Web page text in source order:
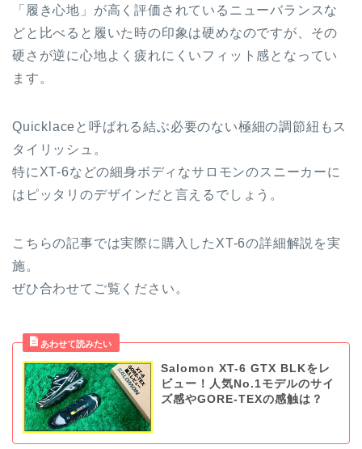
「履き心地」が高く評価されているニューバランスな
どと比べると履いた時の印象は硬めなのですが、その
硬さが逆に心地よく疲れにくいフィット感となってい
ます。
Quicklaceと呼ばれる結ぶ必要のない極細の調節紐もス
タイリッシュ。
特にXT-6などの細身ボディなサロモンのスニーカーに
はピッタリのデザインだと言えるでしょう。
こちらの記事では実際に購入したXT-6の詳細解説を実
施。
ぜひ合わせてご覧ください。
Salomon XT-6 GTX BLKをレ
ビュー！人気No.1モデルのサイ
ズ感やGORE-TEXの感触は？